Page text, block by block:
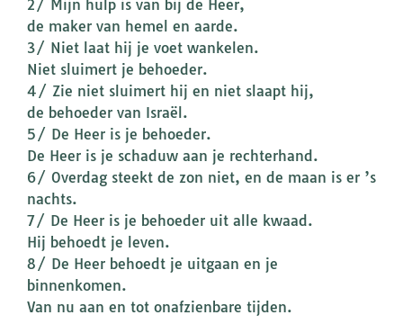
2/ Mijn hulp is van bij de Heer,
de maker van hemel en aarde.
3/ Niet laat hij je voet wankelen.
Niet sluimert je behoeder.
4/ Zie niet sluimert hij en niet slaapt hij,
de behoeder van Israël.
5/ De Heer is je behoeder.
De Heer is je schaduw aan je rechterhand.
6/ Overdag steekt de zon niet, en de maan is er ’s
nachts.
7/ De Heer is je behoeder uit alle kwaad.
Hij behoedt je leven.
8/ De Heer behoedt je uitgaan en je
binnenkomen.
Van nu aan en tot onafzienbare tijden.